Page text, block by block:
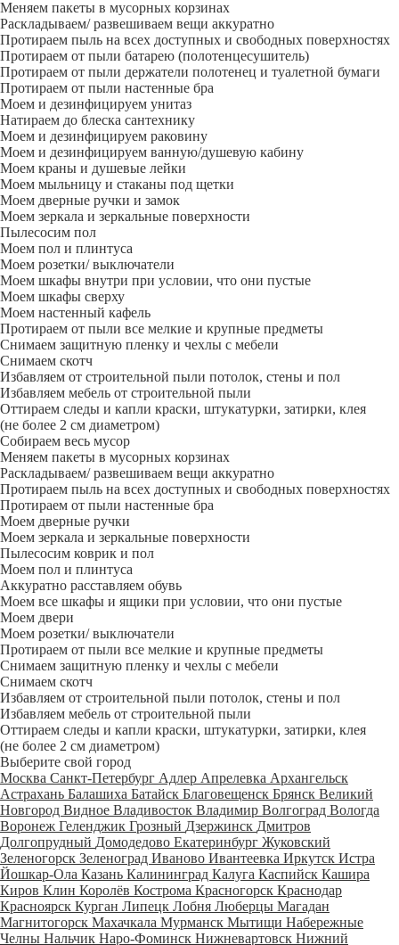
Меняем пакеты в мусорных корзинах
Раскладываем/ развешиваем вещи аккуратно
Протираем пыль на всех доступных и свободных поверхностях
Протираем от пыли батарею (полотенцесушитель)
Протираем от пыли держатели полотенец и туалетной бумаги
Протираем от пыли настенные бра
Моем и дезинфицируем унитаз
Натираем до блеска сантехнику
Моем и дезинфицируем раковину
Моем и дезинфицируем ванную/душевую кабину
Моем краны и душевые лейки
Моем мыльницу и стаканы под щетки
Моем дверные ручки и замок
Моем зеркала и зеркальные поверхности
Пылесосим пол
Моем пол и плинтуса
Моем розетки/ выключатели
Моем шкафы внутри при условии, что они пустые
Моем шкафы сверху
Моем настенный кафель
Протираем от пыли все мелкие и крупные предметы
Снимаем защитную пленку и чехлы с мебели
Снимаем скотч
Избавляем от строительной пыли потолок, стены и пол
Избавляем мебель от строительной пыли
Оттираем следы и капли краски, штукатурки, затирки, клея
(не более 2 см диаметром)
Собираем весь мусор
Меняем пакеты в мусорных корзинах
Раскладываем/ развешиваем вещи аккуратно
Протираем пыль на всех доступных и свободных поверхностях
Протираем от пыли настенные бра
Моем дверные ручки
Моем зеркала и зеркальные поверхности
Пылесосим коврик и пол
Моем пол и плинтуса
Аккуратно расставляем обувь
Моем все шкафы и ящики при условии, что они пустые
Моем двери
Моем розетки/ выключатели
Протираем от пыли все мелкие и крупные предметы
Снимаем защитную пленку и чехлы с мебели
Снимаем скотч
Избавляем от строительной пыли потолок, стены и пол
Избавляем мебель от строительной пыли
Оттираем следы и капли краски, штукатурки, затирки, клея
(не более 2 см диаметром)
Выберите свой город
Москва Санкт-Петербург Адлер Апрелевка Архангельск
Астрахань Балашиха Батайск Благовещенск Брянск Великий
Новгород Видное Владивосток Владимир Волгоград Вологда
Воронеж Геленджик Грозный Дзержинск Дмитров
Долгопрудный Домодедово Екатеринбург Жуковский
Зеленогорск Зеленоград Иваново Ивантеевка Иркутск Истра
Йошкар-Ола Казань Калининград Калуга Каспийск Кашира
Киров Клин Королёв Кострома Красногорск Краснодар
Красноярск Курган Липецк Лобня Люберцы Магадан
Магнитогорск Махачкала Мурманск Мытищи Набережные
Челны Нальчик Наро-Фоминск Нижневартовск Нижний